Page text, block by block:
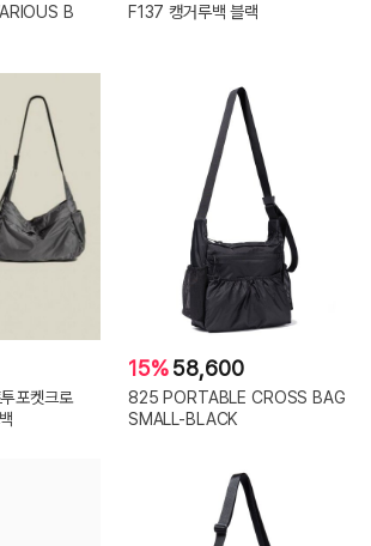
B
F137 캥거루백 블랙
포켓크로
15%58,600
825 PORTABLE CROSS BAG
SMALL-BLACK